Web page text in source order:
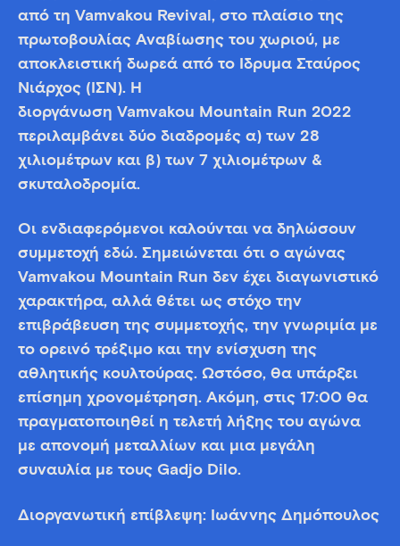
από τη Vamvakou Revival, στο πλαίσιο της
πρωτοβουλίας Αναβίωσης του χωριού, με
αποκλειστική δωρεά από το Ίδρυμα Σταύρος
Νιάρχος (ΙΣΝ). Η
διοργάνωση Vamvakou Mountain Run 2022
περιλαμβάνει δύο διαδρομές α) των 28
χιλιομέτρων και β) των 7 χιλιομέτρων &
σκυταλοδρομία.
Οι ενδιαφερόμενοι καλούνται να δηλώσουν
συμμετοχή εδώ. Σημειώνεται ότι ο αγώνας
Vamvakou Mountain Run δεν έχει διαγωνιστικό
χαρακτήρα, αλλά θέτει ως στόχο την
επιβράβευση της συμμετοχής, την γνωριμία με
το ορεινό τρέξιμο και την ενίσχυση της
αθλητικής κουλτούρας. Ωστόσο, θα υπάρξει
επίσημη χρονομέτρηση. Ακόμη, στις 17:00 θα
πραγματοποιηθεί η τελετή λήξης του αγώνα
με απονομή μεταλλίων και μια μεγάλη
συναυλία με τους Gadjo Dilo.
Διοργανωτική επίβλεψη: Ιωάννης Δημόπουλος